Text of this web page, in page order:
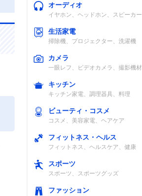
オーディオ
イヤホン、ヘッドホン、スピーカー
生活家電
掃除機、プロジェクター、洗濯機
カメラ
一眼レフ、ビデオカメラ、撮影機材
キッチン
キッチン家電、調理器具、料理
ビューティ・コスメ
コスメ、美容家電、ヘアケア
フィットネス・ヘルス
フィットネス、ヘルスケア、健康
スポーツ
スポーツ、スポーツグッズ
ファッション